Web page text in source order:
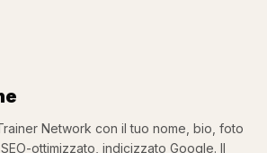
Network con il tuo nome, bio, foto
ottimizzato, indicizzato Google. Il